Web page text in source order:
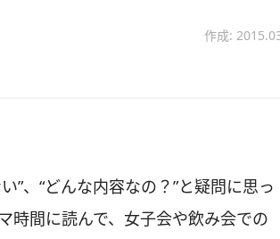
作成:
”、“どんな内容なの？”と疑問に思っ
間に読んで、女子会や飲み会での